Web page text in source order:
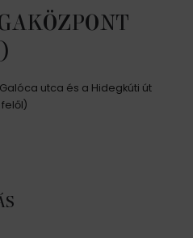
utca és a Hidegkúti út